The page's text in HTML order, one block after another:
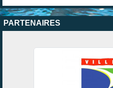
PARTENAIRES